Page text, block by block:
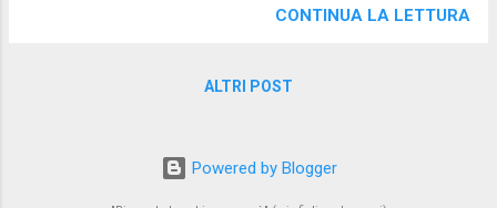
definirsi come intimità. Si dice che, mentre
del nostro cuore, perchè è alla ricerca del
millenaria. D'altronde ogni nostro sforzo
CONTINUA LA LETTURA
ALTRI POST
Powered by Blogger